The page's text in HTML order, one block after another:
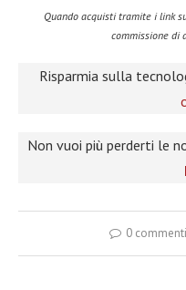
Quando acquisti tramite i link
commissione di
Risparmia sulla
Non vuoi più perderti le
0 commenti